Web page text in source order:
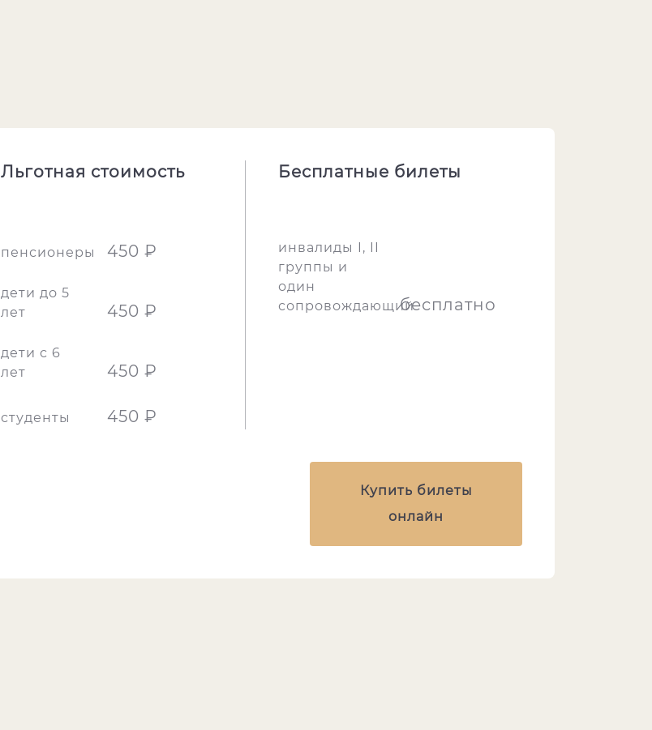
Льготная стоимость
пенсионеры 450 ₽
дети до 5
лет
450 ₽
дети с 6
лет
450 ₽
студенты 450 ₽
Бесплатные билеты
инвалиды I, II
группы и
один
сопровождающийбесплатно
Купить билеты
онлайн